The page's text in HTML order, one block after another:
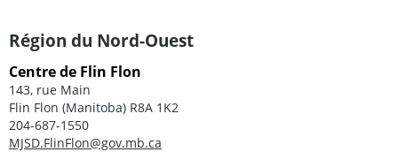
Région du Nord-Ouest
Centre de Flin Flon
143, rue Main
Flin Flon (Manitoba) R8A 1K2
204-687-1550
MJSD.FlinFlon@gov.mb.ca